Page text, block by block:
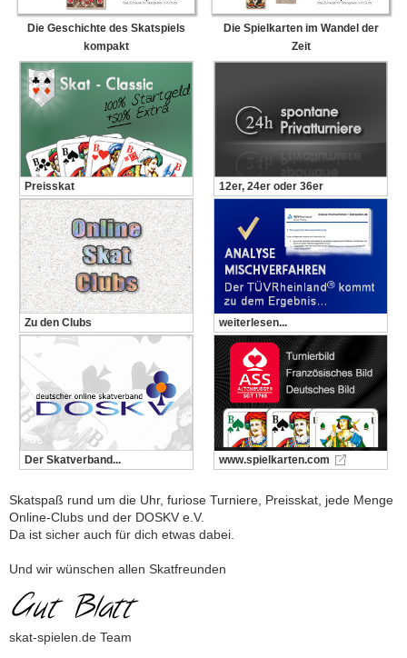
Die Geschichte des Skatspiels
kompakt
Die Spielkarten im Wandel der
Zeit
Preisskat 12er, 24er oder 36er
Zu den Clubs weiterlesen...
Der Skatverband... www.spielkarten.com
Skatspaß rund um die Uhr, furiose Turniere, Preisskat, jede Menge
Online-Clubs und der DOSKV e.V.
Da ist sicher auch für dich etwas dabei.
Und wir wünschen allen Skatfreunden
skat-spielen.de Team